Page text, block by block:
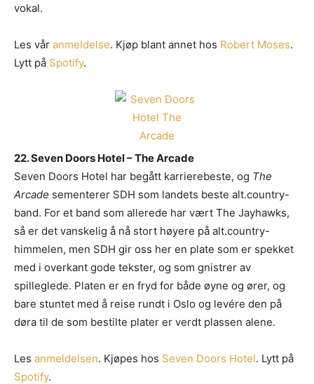
vokal.
Les vår anmeldelse. Kjøp blant annet hos Robert Moses.
Lytt på Spotify.
22. Seven Doors Hotel – The Arcade
Seven Doors Hotel har begått karrierebeste, og The
Arcade sementerer SDH som landets beste alt.country-
band. For et band som allerede har vært The Jayhawks,
så er det vanskelig å nå stort høyere på alt.country-
himmelen, men SDH gir oss her en plate som er spekket
med i overkant gode tekster, og som gnistrer av
spilleglede. Platen er en fryd for både øyne og ører, og
bare stuntet med å reise rundt i Oslo og levére den på
døra til de som bestilte plater er verdt plassen alene.
Les anmeldelsen. Kjøpes hos Seven Doors Hotel. Lytt på
Spotify.